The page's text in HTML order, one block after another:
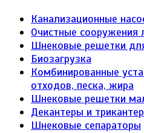
Канализационные
Очистные сооружения
Шнековые решетки
Биозагрузка
Комбинированные
отходов, песка, жира
Шнековые решетки
Декантеры и
Шнековые сепараторы